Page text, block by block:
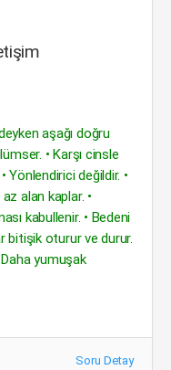
aşağı doğru
• Karşı cinsle
Yönlendirici değildir. •
alan kaplar. •
kabullenir. • Bedeni
bitişik oturur ve durur.
yumuşak
Soru Detay